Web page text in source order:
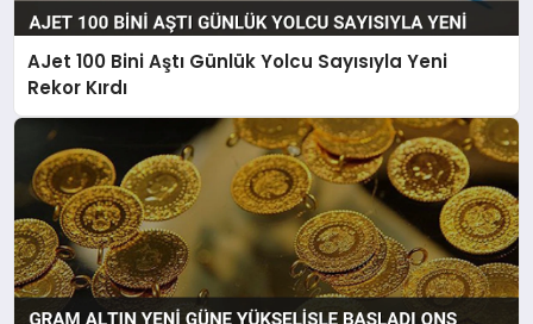
AJet 100 Bini Aştı Günlük Yolcu Sayısıyla Yeni
Rekor Kırdı